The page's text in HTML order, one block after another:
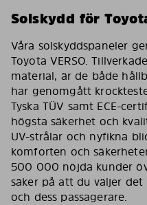
Solskydd för
Våra solskyddspaneler
Toyota VERSO.
material, är de både
har genomgått
Tyska TÜV samt ECE-
högsta säkerhet och
UV-strålar och nyfikna
komforten och
500 000 nöjda kunder
säker på att du väljer
och dess passagerare.